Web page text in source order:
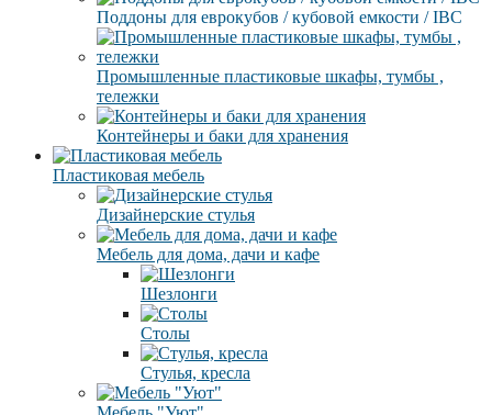
Поддоны для еврокубов / кубовой емкости / IBC
Промышленные пластиковые шкафы, тумбы ,
тележки
Контейнеры и баки для хранения
Пластиковая мебель
Дизайнерские стулья
Мебель для дома, дачи и кафе
Шезлонги
Столы
Стулья, кресла